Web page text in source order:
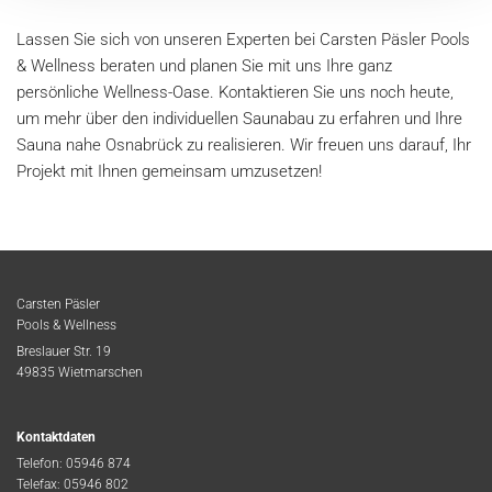
Lassen Sie sich von unseren Experten bei Carsten Päsler Pools
& Wellness beraten und planen Sie mit uns Ihre ganz
persönliche Wellness-Oase. Kontaktieren Sie uns noch heute,
um mehr über den individuellen Saunabau zu erfahren und Ihre
Sauna nahe Osnabrück zu realisieren. Wir freuen uns darauf, Ihr
Projekt mit Ihnen gemeinsam umzusetzen!
Carsten Päsler
Pools & Wellness
Breslauer Str. 19
49835 Wietmarschen
Kontaktdaten
Telefon: 05946 874
Telefax: 05946 802